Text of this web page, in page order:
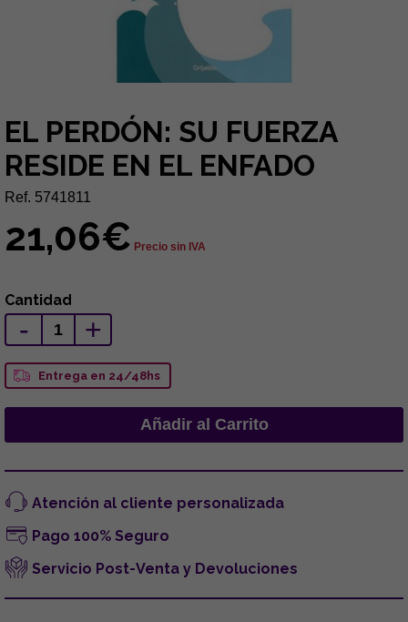
EL PERDÓN: SU FUERZA
RESIDE EN EL ENFADO
Ref. 5741811
21,06€ Precio sin IVA
Cantidad
- +
Entrega en 24/48hs
Atención al cliente personalizada
Pago 100% Seguro
Servicio Post-Venta y Devoluciones